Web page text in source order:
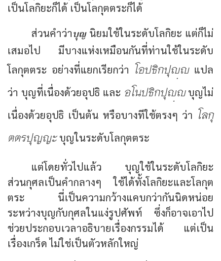
เป็นโลกิยะก็ได้ เป็นโลกุตตระก็ได้
ส่วนคำว่าบุญนิยมใช้ในระดับโลกิยะ แต่ก็ไม่
เสมอไป มีบางแห่งเหมือนกันที่ท่านใช้ในระดับ
โลกุตตระ อย่างที่แยกเรียกว่า โอปธิกปุฺแปล
ว่า บุญที่เนื่องด้วยอุปธิ และ อโนปธิกปุฺบุญไม่
เนื่องด้วยอุปธิ เป็นต้น หรือบางทีใช้ตรงๆ ว่า โลกุ
ตตรปุญญะบุญในระดับโลกุตตระ
แต่โดยทั่วไปแล้ว บุญใช้ในระดับโลกิยะ
ส่วนกุศลเป็นคำกลางๆ ใช้ได้ทั้งโลกิยะและโลกุต
ตระ นี่เป็นความกว้างแคบกว่ากันนิดหน่อย
ระหว่างบุญกับกุศลในแง่รูปศัพท์ ซึ่งก็อาจเอาไป
ช่วยประกอบเวลาอธิบายเรื่องกรรมได้ แต่เป็น
เรื่องเกร็ด ไม่ใช่เป็นตัวหลักใหญ่